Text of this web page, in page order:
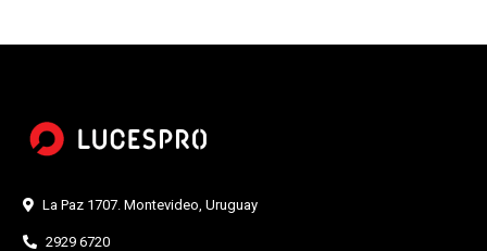
La Paz 1707. Montevideo, Uruguay
2929 6720